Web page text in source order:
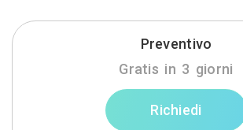
Preventivo
Gratis in 3 giorni
Richiedi